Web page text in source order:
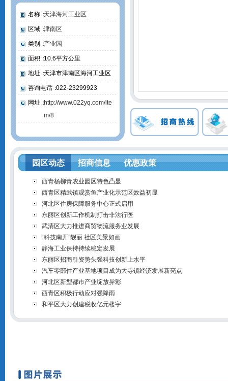
名称：天津海河工业区
区域：津南区
类别：产业园
面积：10.6平方公里
地址：天津市津南区海河工业区
咨询电话：022-23299923
网址：http://www.022yq.com/ite
m/8
园区动态 招商信息 优惠政策
西青杨柳青农业园区特色凸显
西青区精武镇观赏鱼产业化示范区效益初显
河北区住房保障服务中心正式启用
东丽区创新工作机制打击非法行医
武清区大力推进商贸物流服务业发展
“科技南开”靓丽 社区美景如画
静海工业保持持续稳定发展
东丽区招商引资势头强科技创新上水平
汽车零部件产业基地项目成为大寺镇经济发展新亮点
河北区新型都市产业绽放异彩
西青区积极行动应对强降雨
和平区大力创建税收亿元楼宇